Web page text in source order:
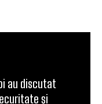
au discutat
și